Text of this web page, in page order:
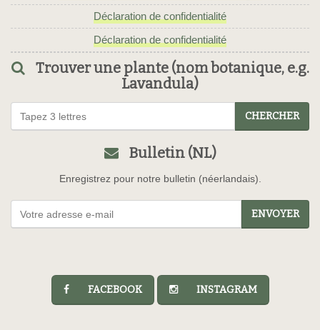
Déclaration de confidentialité
Déclaration de confidentialité
Trouver une plante (nom botanique, e.g.
Lavandula)
CHERCHER
Bulletin (NL)
Enregistrez pour notre bulletin (néerlandais).
ENVOYER
FACEBOOK INSTAGRAM